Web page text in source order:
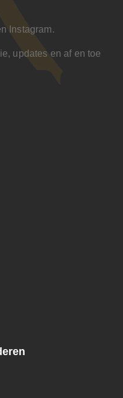
Instagram.
updates en af en toe